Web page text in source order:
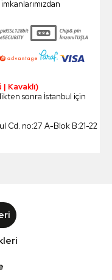
Kavaklı)
sonra İstanbul için
Cd. no:27 A-Blok B:21-22